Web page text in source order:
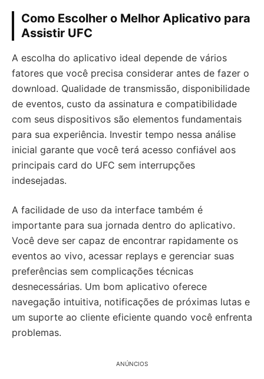
Como Escolher o Melhor Aplicativo para
Assistir UFC
A escolha do aplicativo ideal depende de vários
fatores que você precisa considerar antes de fazer o
download. Qualidade de transmissão, disponibilidade
de eventos, custo da assinatura e compatibilidade
com seus dispositivos são elementos fundamentais
para sua experiência. Investir tempo nessa análise
inicial garante que você terá acesso confiável aos
principais card do UFC sem interrupções
indesejadas.
A facilidade de uso da interface também é
importante para sua jornada dentro do aplicativo.
Você deve ser capaz de encontrar rapidamente os
eventos ao vivo, acessar replays e gerenciar suas
preferências sem complicações técnicas
desnecessárias. Um bom aplicativo oferece
navegação intuitiva, notificações de próximas lutas e
um suporte ao cliente eficiente quando você enfrenta
problemas.
ANÚNCIOS